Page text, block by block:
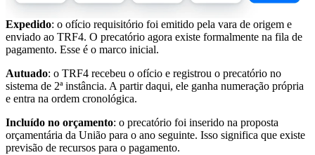
Expedido: o ofício requisitório foi emitido pela vara de origem e
enviado ao TRF4. O precatório agora existe formalmente na fila de
pagamento. Esse é o marco inicial.
Autuado: o TRF4 recebeu o ofício e registrou o precatório no
sistema de 2ª instância. A partir daqui, ele ganha numeração própria
e entra na ordem cronológica.
Incluído no orçamento: o precatório foi inserido na proposta
orçamentária da União para o ano seguinte. Isso significa que existe
previsão de recursos para o pagamento.